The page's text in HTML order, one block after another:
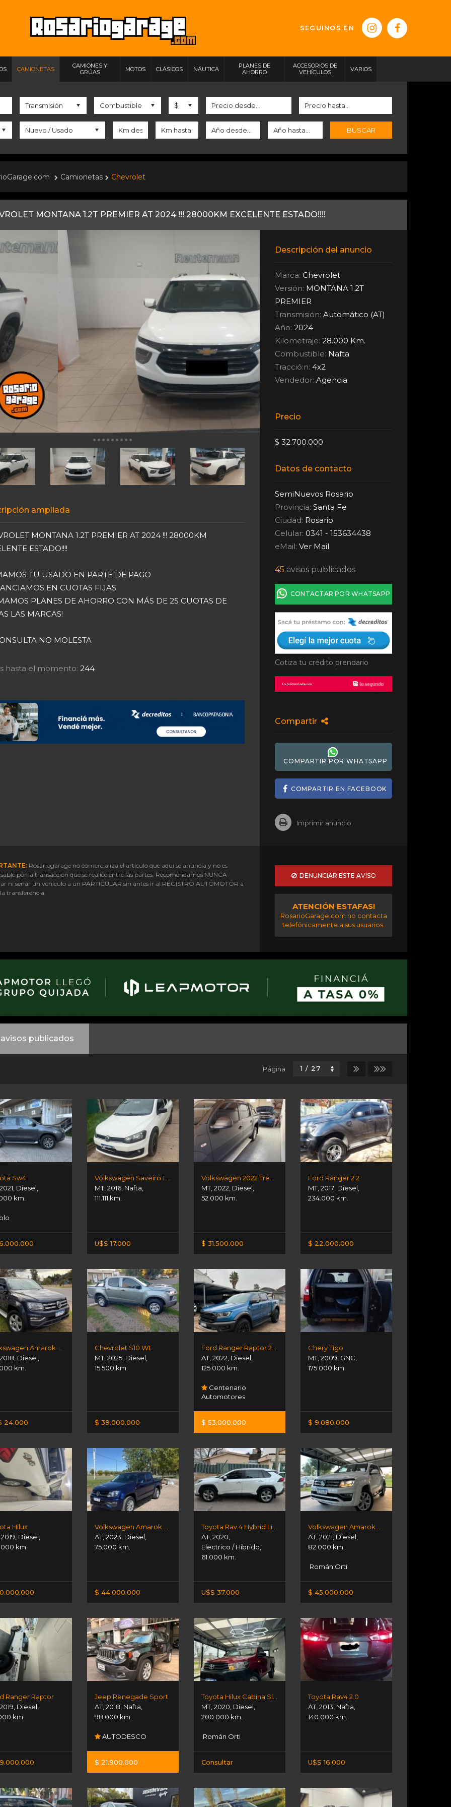
SEGUINOS EN
CAMIONETAS
CAMIONES Y
GRÚAS
MOTOS CLÁSICOS NÁUTICA
PLANES DE
AHORRO
ACCESORIOS DE
VEHÍCULOS
VARIOS
BUSCAR
Camionetas Chevrolet
MONTANA 1.2T PREMIER AT 2024 !!! 28000KM EXCELENTE ESTADO!!!!
ampliada
MONTANA 1.2T PREMIER AT 2024 !!! 28000KM
ESTADO!!!!
TU USADO EN PARTE DE PAGO
EN CUOTAS FIJAS
PLANES DE AHORRO CON MÁS DE 25 CUOTAS DE
LAS MARCAS!
NO MOLESTA
hasta el momento: 244
Descripción del anuncio
Marca: Chevrolet
Versión: MONTANA 1.2T
PREMIER
Transmisión: Automático (AT)
Año: 2024
Kilometraje: 28.000 Km.
Combustible: Nafta
Tracció:n: 4x2
Vendedor: Agencia
Precio
$ 32.700.000
Datos de contacto
SemiNuevos Rosario
Provincia:Santa Fe
Ciudad: Rosario
Celular: 0341 - 153634438
eMail:Ver Mail
45 avisos publicados
CONTACTAR POR WHATSAPP
Cotiza tu crédito prendario
Compartir
COMPARTIR POR WHATSAPP
COMPARTIR EN FACEBOOK
Imprimir anuncio
Rosariogarage no comercializa el artículo que aquí se anuncia y no es
por la transacción que se realice entre las partes. Recomendamos NUNCA
ni señar un vehículo a un PARTICULAR sin antes ir al REGISTRO AUTOMOTOR a
transferencia.
DENUNCIAR ESTE AVISO
ATENCIÓN ESTAFAS!
RosarioGarage.com no contacta
telefónicamente a sus usuarios.
publicados
Página
Sw4
Diesel
km.
MT,2016 Nafta
111.111 km.
U$S 17.000
MT,2022 Diesel
52.000 km.
$ 31.500.000
Ford Ranger 2.2
MT,2017 Diesel
234.000 km.
$ 22.000.000
Diesel
km.
24.000
Chevrolet S10 Wt
MT,2025 Diesel
15.500 km.
$ 39.000.000
AT,2022 Diesel
125.000 km.
Centenario
Automotores
$ 53.000.000
Chery Tigo
MT,2009 GNC
175.000 km.
$ 9.080.000
Hilux
2019 Diesel
km.
AT,2023 Diesel
75.000 km.
$ 44.000.000
AT,2020
Electrico / Hibrido
61.000 km.
U$S 37.000
AT,2021 Diesel
82.000 km.
Román Orti
$ 45.000.000
Ranger Raptor
Diesel
km.
Jeep Renegade Sport
AT,2018 Nafta
98.000 km.
AUTODESCO
$ 21.900.000
MT,2020 Diesel
200.000 km.
Román Orti
Consultar
Toyota Rav4 2.0
AT,2013 Nafta
140.000 km.
U$S 16.000